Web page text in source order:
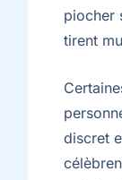
piocher
tirent
discret